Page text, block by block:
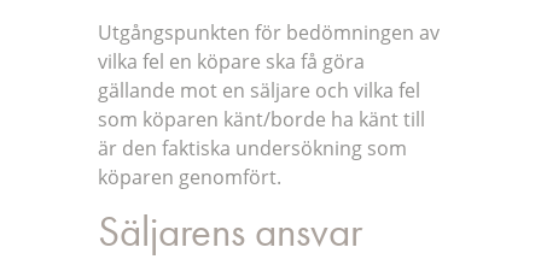
Utgångspunkten för bedömningen av
vilka fel en köpare ska få göra
gällande mot en säljare och vilka fel
som köparen känt/borde ha känt till
är den faktiska undersökning som
köparen genomfört.
Säljarens ansvar